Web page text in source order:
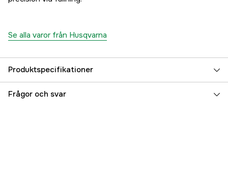
Se alla varor från Husqvarna
Produktspecifikationer
Drivkälla Bensin 2-takt
Frågor och svar